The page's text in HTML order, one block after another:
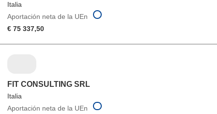
Italia
Aportación neta de la UEn
€ 75 337,50
FIT CONSULTING SRL
Italia
Aportación neta de la UEn